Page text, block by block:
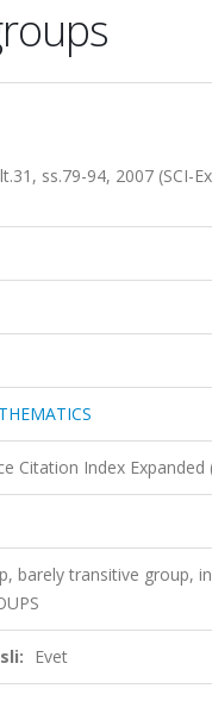
ss.79-94, 2007 (SCI-
Citation Index
barely transitive group,
Evet